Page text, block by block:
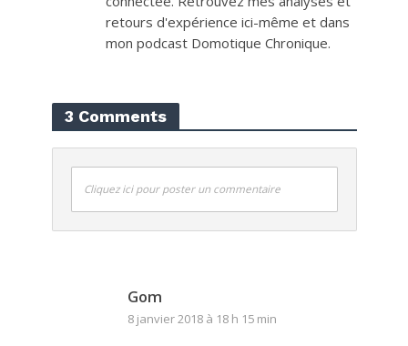
retours d'expérience ici-même et dans
mon podcast Domotique Chronique.
3 Comments
Cliquez ici pour poster un commentaire
Gom
8 janvier 2018 à 18 h 15 min